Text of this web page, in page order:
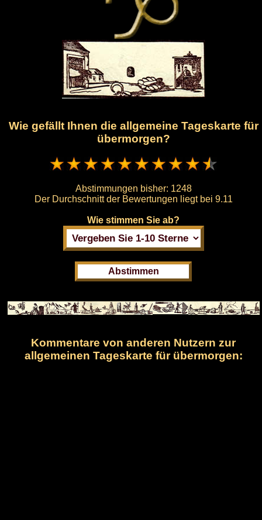
Wie gefällt Ihnen die allgemeine Tageskarte für
übermorgen?
Abstimmungen bisher: 1248
Der Durchschnitt der Bewertungen liegt bei 9.11
Wie stimmen Sie ab?
Kommentare von anderen Nutzern zur
allgemeinen Tageskarte für übermorgen: